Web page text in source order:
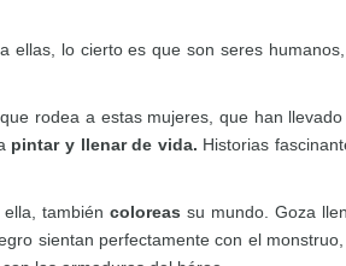
lo cierto es que son seres
rodea a estas mujeres, que han
pintar y llenar de vida. Historias
también coloreas su mundo. Goza
sientan perfectamente con el